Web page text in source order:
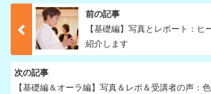
前の記事
【基礎編】写真とレポート：
紹介します
次の記事
【基礎編＆オーラ編】写真＆レポ＆受講者の声：